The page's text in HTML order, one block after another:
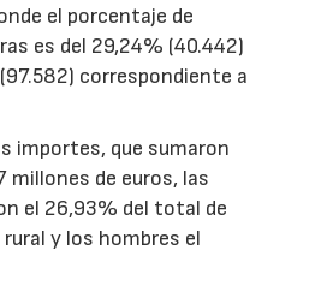
el porcentaje de
es del 29,24% (40.442)
correspondiente a
importes, que sumaron
millones de euros, las
el 26,93% del total de
y los hombres el